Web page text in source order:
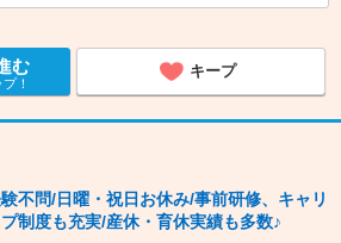
む
！
キープ
不問/日曜・祝日お休み/事前研修、キャリ
制度も充実/産休・育休実績も多数♪